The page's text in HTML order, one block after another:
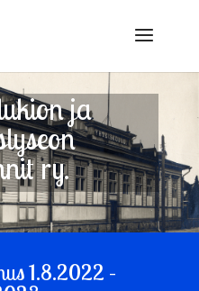
ja
ry.
1.8.2022 –